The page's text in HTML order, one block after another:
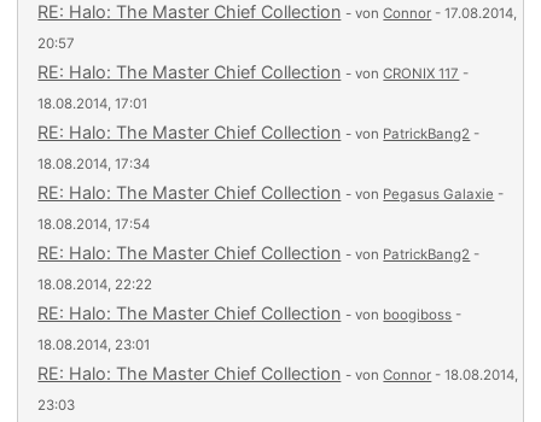
RE: Halo: The Master Chief Collection - vonConnor - 17.08.2014,
20:57
RE: Halo: The Master Chief Collection - vonCRONIX 117 -
18.08.2014, 17:01
RE: Halo: The Master Chief Collection - von PatrickBang2 -
18.08.2014, 17:34
RE: Halo: The Master Chief Collection - von Pegasus Galaxie -
18.08.2014, 17:54
RE: Halo: The Master Chief Collection - von PatrickBang2 -
18.08.2014, 22:22
RE: Halo: The Master Chief Collection - von boogiboss -
18.08.2014, 23:01
RE: Halo: The Master Chief Collection - vonConnor - 18.08.2014,
23:03